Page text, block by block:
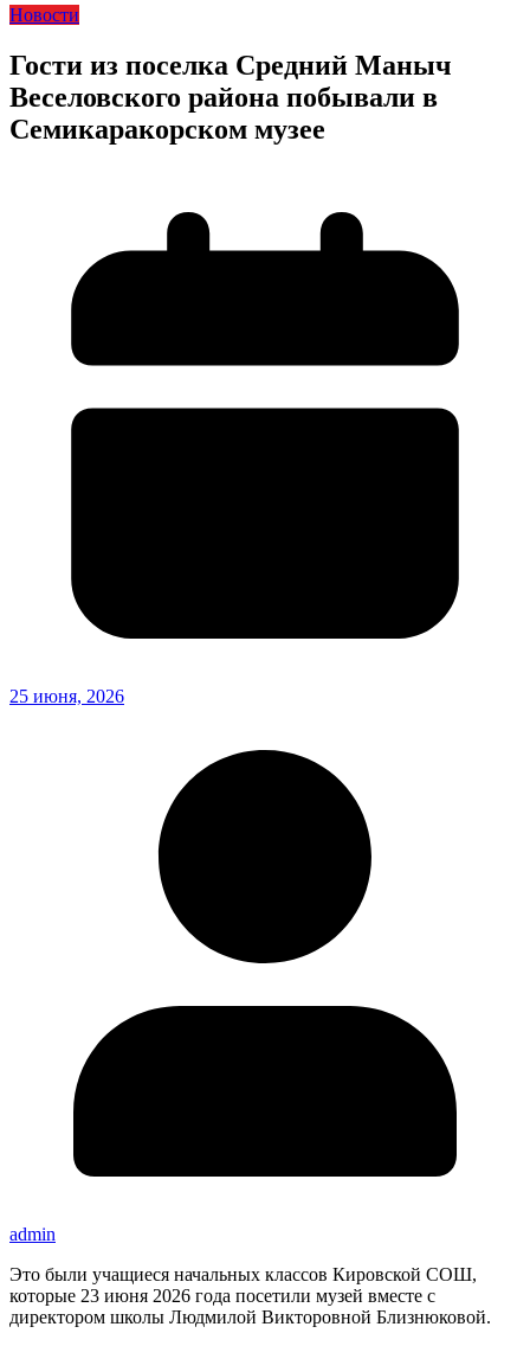
Новости
Гости из поселка Средний Маныч
Веселовского района побывали в
Семикаракорском музее
25 июня, 2026
admin
Это были учащиеся начальных классов Кировской СОШ,
которые 23 июня 2026 года посетили музей вместе с
директором школы Людмилой Викторовной Близнюковой.